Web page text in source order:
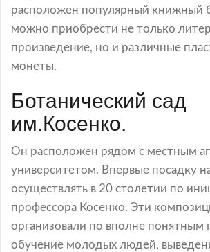
расположен популярный книжный
можно приобрести не только
произведение, но и различные
монеты.
Ботанический сад
им.Косенко.
Он расположен рядом с местным
университетом. Впервые посадку
осуществлять в 20 столетии по
профессора Косенко. Эти
организовали по вполне понятным
обучение молодых людей,